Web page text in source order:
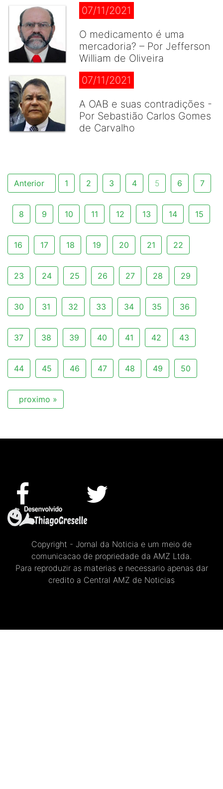
07/11/2021
O medicamento é uma
mercadoria? – Por Jefferson
William de Oliveira
07/11/2021
A OAB e suas contradições -
Por Sebastião Carlos Gomes
de Carvalho
Anterior 1 2 3 4 5 6 7
8 9 10 11 12 13 14 15
16 17 18 19 20 21 22
23 24 25 26 27 28 29
30 31 32 33 34 35 36
37 38 39 40 41 42 43
44 45 46 47 48 49 50
proximo »
Copyright - Jornal da Noticia e um meio de
comunicacao de propriedade da AMZ Ltda.
Para reproduzir as materias e necessario apenas dar
credito a Central AMZ de Noticias